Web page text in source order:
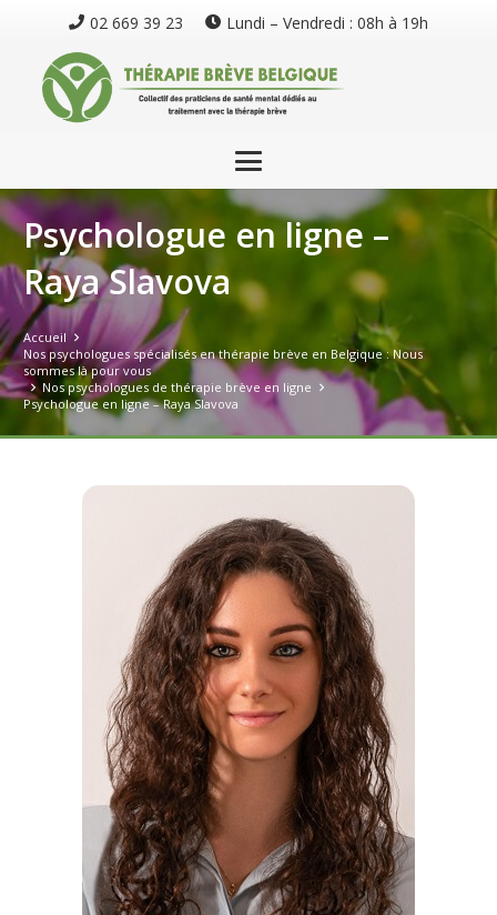
02 669 39 23 Lundi – Vendredi : 08h à 19h
Psychologue en ligne –
Raya Slavova
Accueil
Nos psychologues spécialisés en thérapie brève en Belgique : Nous
sommes là pour vous
Nos psychologues de thérapie brève en ligne
Psychologue en ligne – Raya Slavova